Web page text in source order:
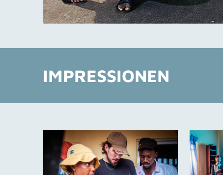
IMPRESSIONEN